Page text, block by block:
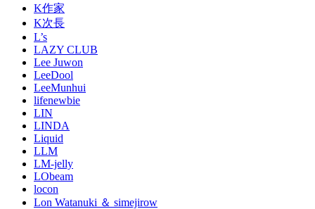
K作家
K次長
L’s
LAZY CLUB
Lee Juwon
LeeDool
LeeMunhui
lifenewbie
LIN
LINDA
Liquid
LLM
LM-jelly
LObeam
locon
Lon Watanuki ＆ simejirow